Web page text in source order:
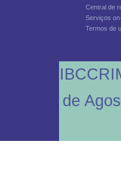
Central de
Serviços
Termos de
de